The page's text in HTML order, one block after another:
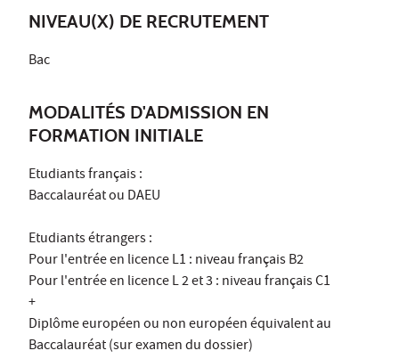
NIVEAU(X) DE RECRUTEMENT
Bac
MODALITÉS D'ADMISSION EN
FORMATION INITIALE
Etudiants français :
Baccalauréat ou DAEU
Etudiants étrangers :
Pour l'entrée en licence L1 : niveau français B2
Pour l'entrée en licence L 2 et 3 : niveau français C1
+
Diplôme européen ou non européen équivalent au
Baccalauréat (sur examen du dossier)